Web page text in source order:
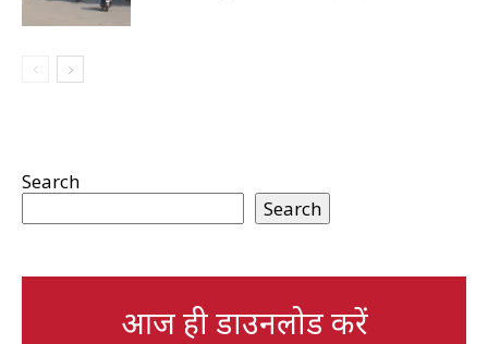
Search
Search
आज ही डाउनलोड करें